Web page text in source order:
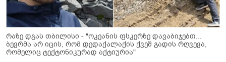
რაზე დგას თბილისი - "ოკეანის ფსკერზე დავაბიჯებთ...
ბევრმა არ იცის, რომ დედაქალაქის ქვეშ გადის რღვევა,
რომელიც ტექტონიკურად აქტიურია"